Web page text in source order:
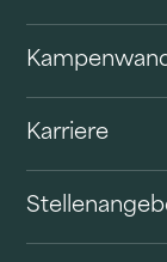
Karriere